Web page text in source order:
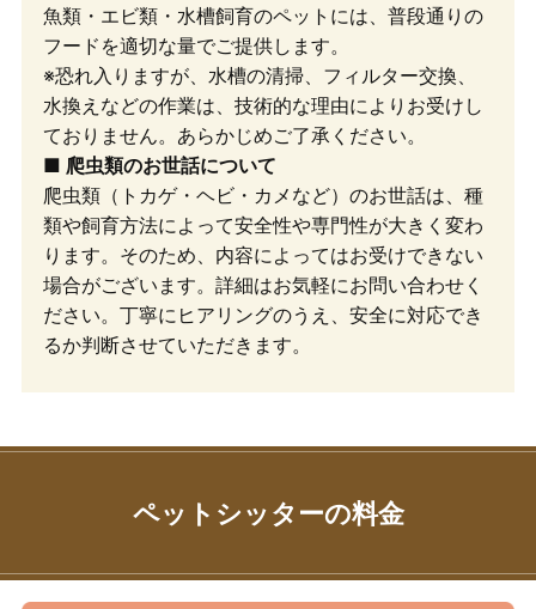
魚類・エビ類・水槽飼育のペットには、普段通りの
フードを適切な量でご提供します。
※恐れ入りますが、水槽の清掃、フィルター交換、
水換えなどの作業は、技術的な理由によりお受けし
ておりません。あらかじめご了承ください。
■ 爬虫類のお世話について
爬虫類（トカゲ・ヘビ・カメなど）のお世話は、種
類や飼育方法によって安全性や専門性が大きく変わ
ります。そのため、内容によってはお受けできない
場合がございます。詳細はお気軽にお問い合わせく
ださい。丁寧にヒアリングのうえ、安全に対応でき
るか判断させていただきます。
ペットシッターの料金